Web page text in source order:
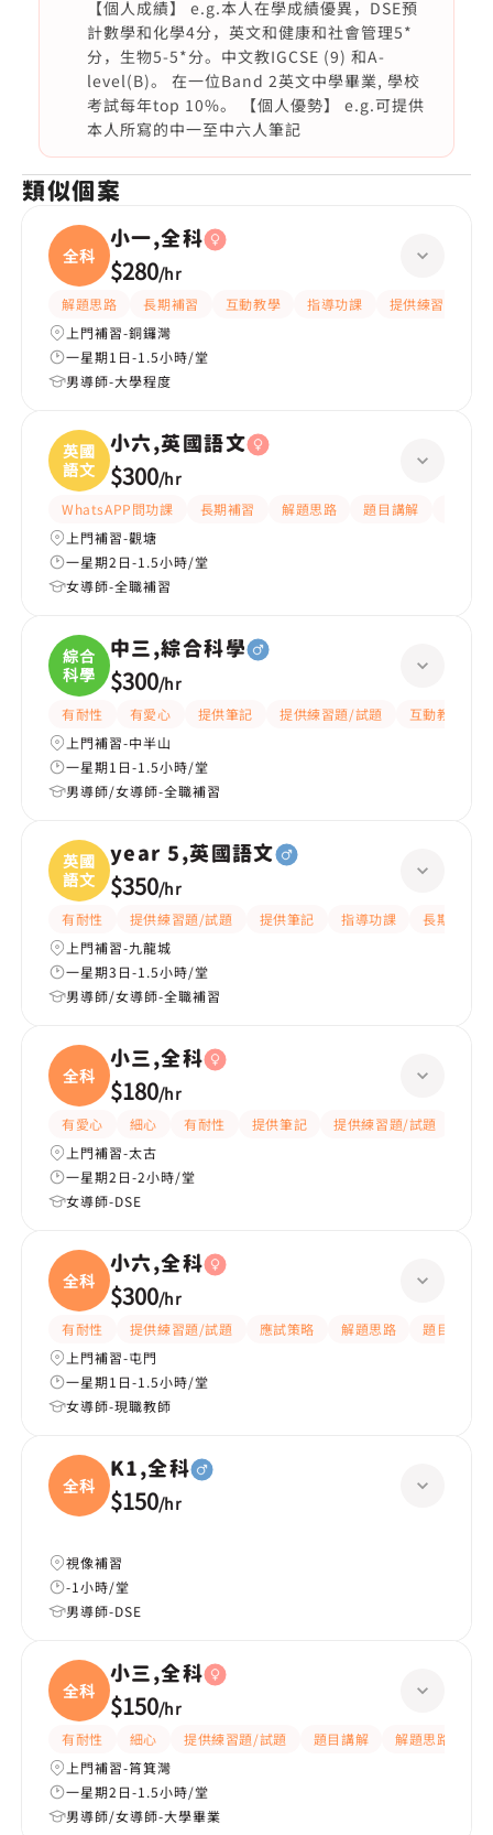
【個人成績】 e.g.本人在學成績優異，DSE預
計數學和化學4分，英文和健康和社會管理5*
分，生物5-5*分。中文教IGCSE (9) 和A-
level(B)。 在一位Band 2英文中學畢業, 學校
考試每年top 10%。 【個人優勢】 e.g.可提供
本人所寫的中一至中六人筆記
類似個案
全科
小一,全科
$280/hr
解題思路 長期補習 互動教學 指導功課
提供練習題/試題
上門補習-銅鑼灣
一星期1日-1.5小時/堂
男導師-大學程度
英國
語文
小六,英國語文
$300/hr
WhatsAPP問功課 長期補習 解題思路 題目講解
上門補習-觀塘
一星期2日-1.5小時/堂
女導師-全職補習
綜合
科學
中三,綜合科學
$300/hr
有耐性 有愛心 提供筆記 提供練習題/試題 互動教學
上門補習-中半山
一星期1日-1.5小時/堂
男導師/女導師-全職補習
英國
語文
year 5,英國語文
$350/hr
有耐性 提供練習題/試題 提供筆記 指導功課
長期補習
上門補習-九龍城
一星期3日-1.5小時/堂
男導師/女導師-全職補習
全科
小三,全科
$180/hr
有愛心 細心 有耐性 提供筆記 提供練習題/試題
上門補習-太古
一星期2日-2小時/堂
女導師-DSE
全科
小六,全科
$300/hr
有耐性 提供練習題/試題 應試策略 解題思路
題目講解
上門補習-屯門
一星期1日-1.5小時/堂
女導師-現職教師
全科
K1,全科
$150/hr
視像補習
-1小時/堂
男導師-DSE
全科
小三,全科
$150/hr
有耐性 細心 提供練習題/試題 題目講解
解題思路
上門補習-筲箕灣
一星期2日-1.5小時/堂
男導師/女導師-大學畢業